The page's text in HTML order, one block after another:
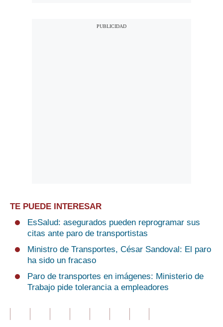
TE PUEDE INTERESAR
EsSalud: asegurados pueden reprogramar sus
citas ante paro de transportistas
Ministro de Transportes, César Sandoval: El paro
ha sido un fracaso
Paro de transportes en imágenes: Ministerio de
Trabajo pide tolerancia a empleadores